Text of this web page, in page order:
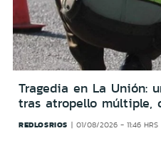
Tragedia en La Unión:
tras atropello múltiple,
REDLOSRIOS 01/08/2026 - 11:46 HRS